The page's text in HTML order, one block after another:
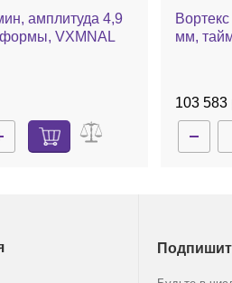
амплитуда 4,9
VXMNAL
мм,
103 583